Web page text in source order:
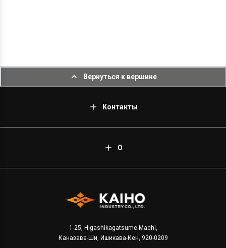
Вернуться к вершине
Контакты
О
1-25, Higashikagatsume-Machi,
Каназава-Ши, Ишикава-Кен, 920-0209